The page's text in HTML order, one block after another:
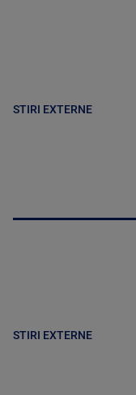
STIRI EXTERNE
STIRI EXTERNE